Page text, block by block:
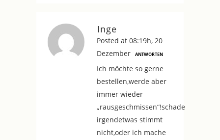
Inge
Posted at 08:19h, 20
Dezember
ANTWORTEN
Ich möchte so gerne
bestellen,werde aber
immer wieder
„rausgeschmissen“!schade
irgendetwas stimmt
nicht,oder ich mache